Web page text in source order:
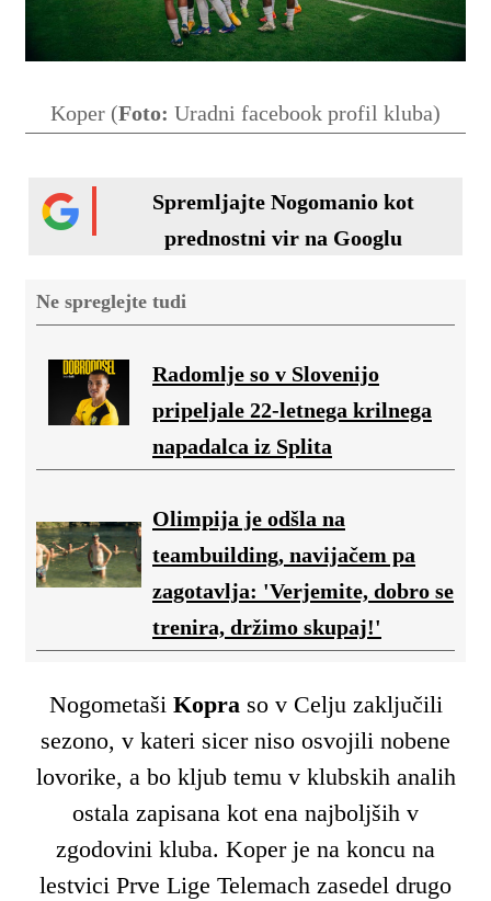
Koper (Foto: Uradni facebook profil kluba)
Spremljajte Nogomanio kot
prednostni vir na Googlu
Ne spreglejte tudi
Radomlje so v Slovenijo
pripeljale 22-letnega krilnega
napadalca iz Splita
Olimpija je odšla na
teambuilding, navijačem pa
zagotavlja: 'Verjemite, dobro se
trenira, držimo skupaj!'
Nogometaši Kopra so v Celju zaključili
sezono, v kateri sicer niso osvojili nobene
lovorike, a bo kljub temu v klubskih analih
ostala zapisana kot ena najboljših v
zgodovini kluba. Koper je na koncu na
lestvici Prve Lige Telemach zasedel drugo